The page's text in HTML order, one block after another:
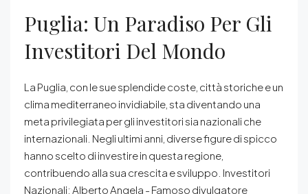
Puglia: Un Paradiso Per Gli
Investitori Del Mondo
La Puglia, con le sue splendide coste, città storiche e un
clima mediterraneo invidiabile, sta diventando una
meta privilegiata per gli investitori sia nazionali che
internazionali. Negli ultimi anni, diverse figure di spicco
hanno scelto di investire in questa regione,
contribuendo alla sua crescita e sviluppo. Investitori
Nazionali: Alberto Angela - Famoso divulgatore